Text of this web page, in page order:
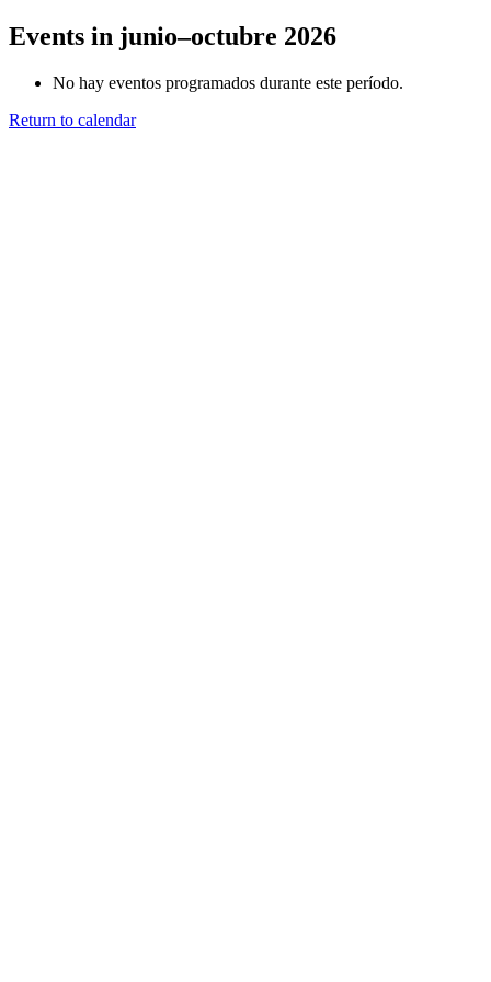
Events in junio–octubre 2026
No hay eventos programados durante este período.
Return to calendar